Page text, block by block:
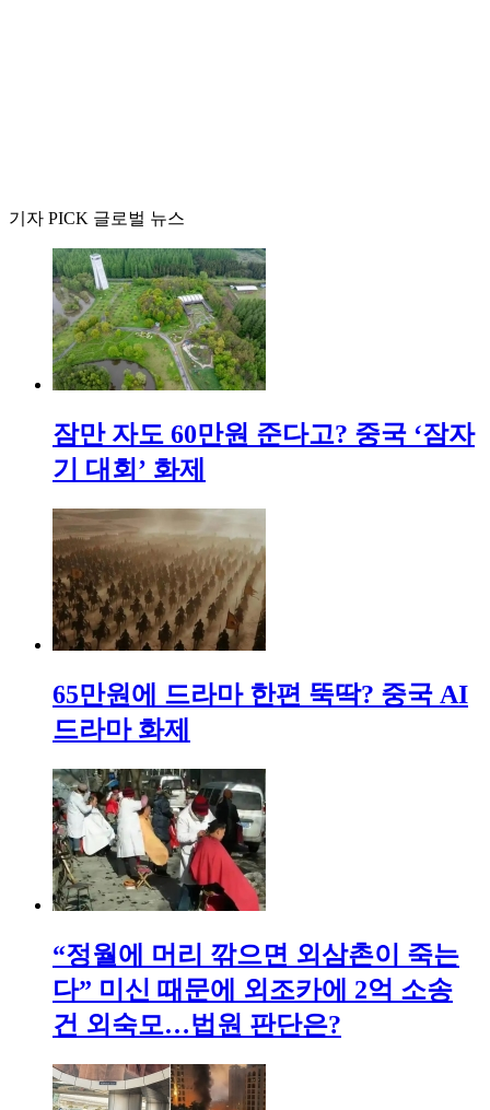
기자 PICK 글로벌 뉴스
잠만 자도 60만원 준다고? 중국 ‘잠자
기 대회’ 화제
65만원에 드라마 한편 뚝딱? 중국 AI
드라마 화제
“정월에 머리 깎으면 외삼촌이 죽는
다” 미신 때문에 외조카에 2억 소송
건 외숙모…법원 판단은?